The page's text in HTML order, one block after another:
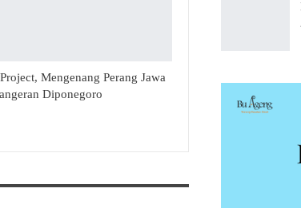
Mengenang Perang Jawa
Diponegoro